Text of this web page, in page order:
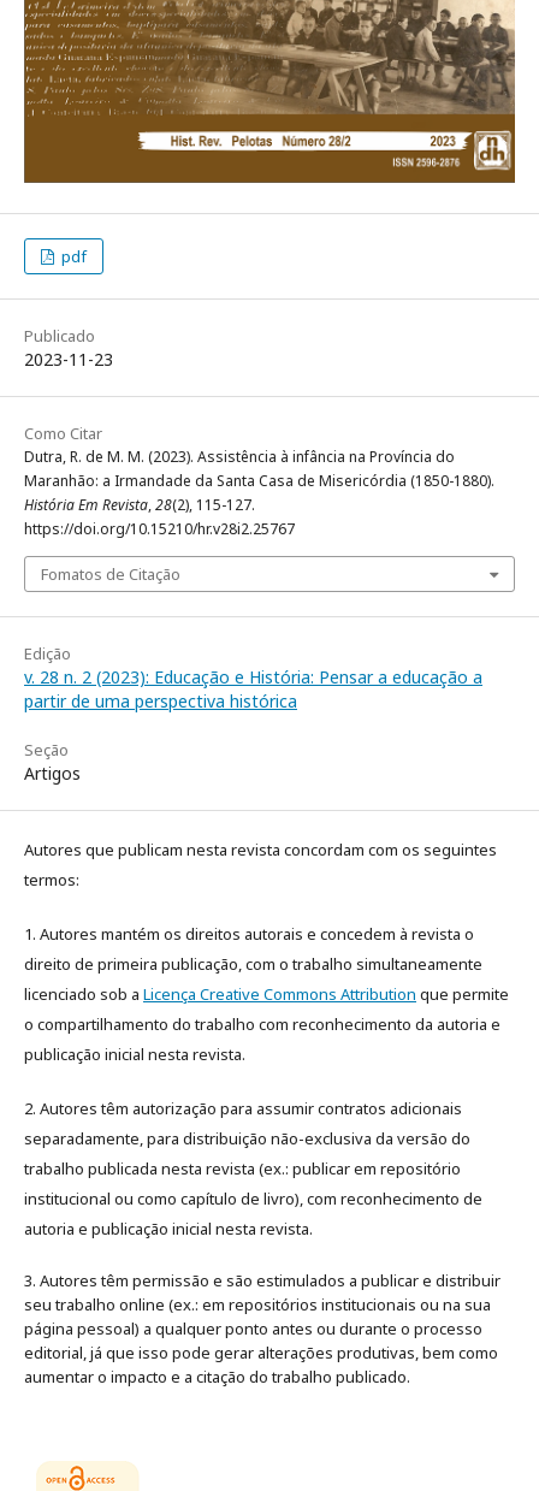
pdf
Publicado
2023-11-23
Como Citar
Dutra, R. de M. M. (2023). Assistência à infância na Província do
Maranhão: a Irmandade da Santa Casa de Misericórdia (1850-1880).
História Em Revista,28(2), 115-127.
https://doi.org/10.15210/hr.v28i2.25767
Fomatos de Citação
Edição
v. 28 n. 2 (2023): Educação e História: Pensar a educação a
partir de uma perspectiva histórica
Seção
Artigos
Autores que publicam nesta revista concordam com os seguintes
termos:
1. Autores mantém os direitos autorais e concedem à revista o
direito de primeira publicação, com o trabalho simultaneamente
licenciado sob a Licença Creative Commons Attribution que permite
o compartilhamento do trabalho com reconhecimento da autoria e
publicação inicial nesta revista.
2. Autores têm autorização para assumir contratos adicionais
separadamente, para distribuição não-exclusiva da versão do
trabalho publicada nesta revista (ex.: publicar em repositório
institucional ou como capítulo de livro), com reconhecimento de
autoria e publicação inicial nesta revista.
3. Autores têm permissão e são estimulados a publicar e distribuir
seu trabalho online (ex.: em repositórios institucionais ou na sua
página pessoal) a qualquer ponto antes ou durante o processo
editorial, já que isso pode gerar alterações produtivas, bem como
aumentar o impacto e a citação do trabalho publicado.